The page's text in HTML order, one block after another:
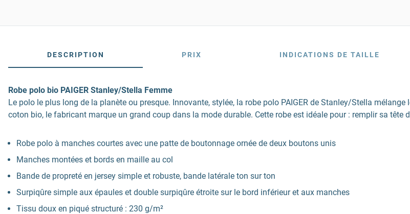
DESCRIPTION PRIX INDICATIONS DE TAILLE
Robe polo bio PAIGER Stanley/Stella Femme
Le polo le plus long de la planète ou presque. Innovante, stylée, la robe polo PAIGER de Stanley/Stella
coton bio, le fabricant marque un grand coup dans la mode durable. Cette robe est idéale pour : remplir sa tête
Robe polo à manches courtes avec une patte de boutonnage ornée de deux boutons unis
Manches montées et bords en maille au col
Bande de propreté en jersey simple et robuste, bande latérale ton sur ton
Surpiqûre simple aux épaules et double surpiqûre étroite sur le bord inférieur et aux manches
Tissu doux en piqué structuré : 230 g/m²